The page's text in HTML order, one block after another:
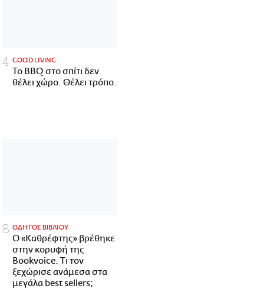
GOOD LIVING
Το BBQ στο σπίτι δεν
θέλει χώρο. Θέλει τρόπο.
ΟΔΗΓΟΣ ΒΙΒΛΙΟΥ
Ο «Καθρέφτης» βρέθηκε
στην κορυφή της
Bookvoice. Τι τον
ξεχώρισε ανάμεσα στα
μεγάλα best sellers;